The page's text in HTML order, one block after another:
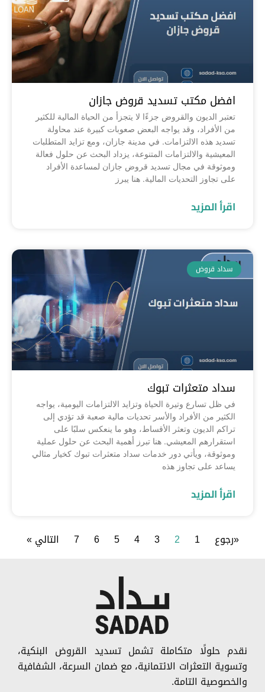
افضل مكتب تسديد قروض جازان
تعتبر الديون والقروض جزءًا لا يتجزأ من الحياة المالية للكثير
من الأفراد، وقد يواجه البعض صعوبات كبيرة عند محاولة
تسديد هذه الالتزامات. في مدينة جازان، ومع تزايد المتطلبات
المعيشية والالتزامات المتنوعة، يزداد البحث عن حلول فعالة
وموثوقة في مجال تسديد قروض جازان لمساعدة الأفراد
على تجاوز التحديات المالية. هنا يبرز
اقرأ المزيد
سداد قروض
سداد متعثرات تبوك
في ظل تسارع وتيرة الحياة وتزايد الالتزامات اليومية، يواجه
الكثير من الأفراد والأسر تحديات مالية صعبة قد تؤدي إلى
تراكم الديون وتعثر الأقساط، وهو ما ينعكس سلبًا على
استقرارهم المعيشي. هنا تبرز أهمية البحث عن حلول عملية
وموثوقة، ويأتي دور خدمات سداد متعثرات تبوك كخيار مثالي
يساعد على تجاوز هذه
اقرأ المزيد
«رجوع 1
2
3
4
5
6
7 التالي »
نقدم حلولًا متكاملة تشمل تسديد القروض البنكية،
وتسوية التعثرات الائتمانية، مع ضمان السرعة، الشفافية
والخصوصية التامة.